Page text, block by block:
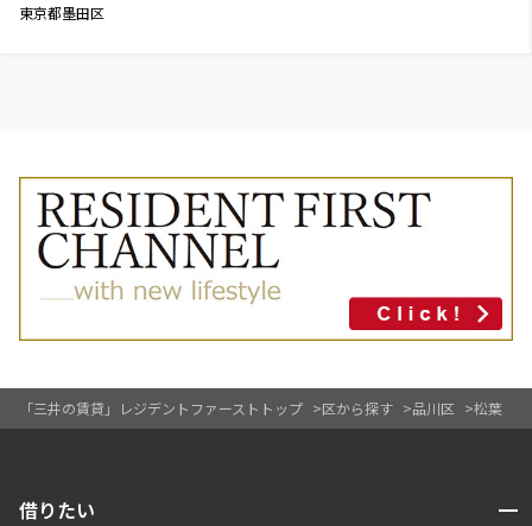
「三井の賃貸」レジデントファーストトップ 区から探す 品川区 松葉
東京都墨田区
借りたい 開閉